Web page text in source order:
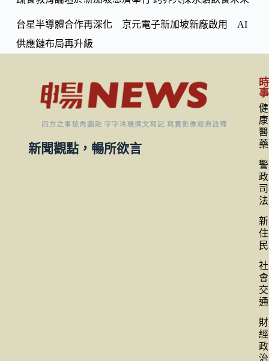
台星半導體合作再深化 京元電子新加坡新廠啟用 AI
供應鏈布局再升級
新聞觀點，暢所欲言
時
事
健
康
醫
藥
警
政
司
法
新
住
民
社
會
交
通
財
經
政
治